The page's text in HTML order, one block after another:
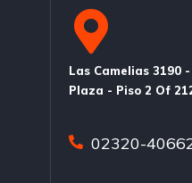
Las Camelias 3190
Plaza - Piso 2 Of
02320-